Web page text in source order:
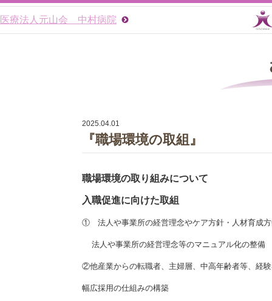
医療法人元山会 中村病院
2025.04.01
『職場環境の取組』
職場環境の取り組みについて
入職促進に向けた取組
① 法人や事業所の経営理念やケア方針・人材育成
法人や事業所の経営理念等のマニュアル化の整備
②他産業からの転職者、主婦層、中高年齢者等、経
幅広採用の仕組みの構築